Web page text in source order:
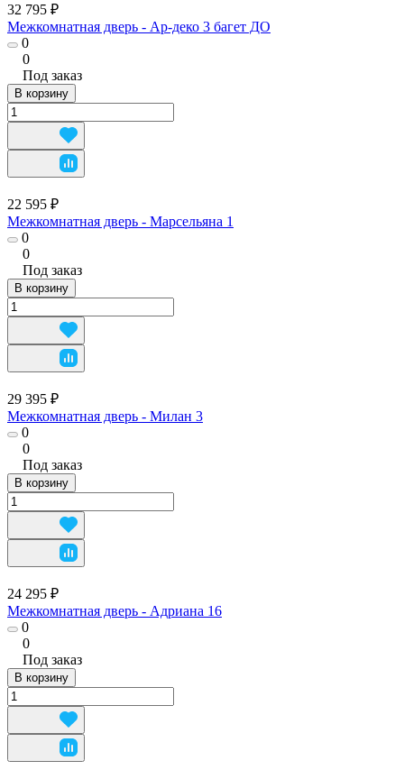
32 795 ₽
Межкомнатная дверь - Ар-деко 3 багет ДО
0
0
Под заказ
В корзину
22 595 ₽
Межкомнатная дверь - Марсельяна 1
0
0
Под заказ
В корзину
29 395 ₽
Межкомнатная дверь - Милан 3
0
0
Под заказ
В корзину
24 295 ₽
Межкомнатная дверь - Адриана 16
0
0
Под заказ
В корзину